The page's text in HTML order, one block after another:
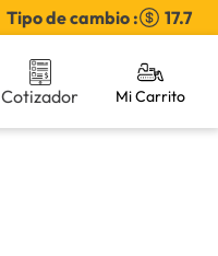
Tipo de cambio : 17.7
Cotizador